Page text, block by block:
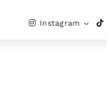
Instagram